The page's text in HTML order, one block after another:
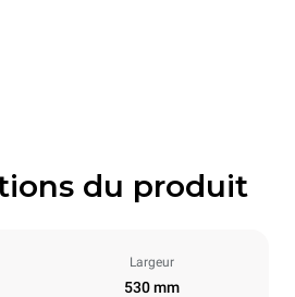
du produit
Largeur
530 mm